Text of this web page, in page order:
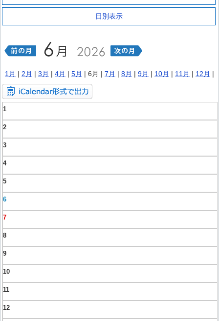
日別表示
1月 | 2月 | 3月 | 4月 | 5月 | 6月 | 7月 | 8月 | 9月 | 10月 | 11月 | 12月 |
1
2
3
4
5
6
7
8
9
10
11
12